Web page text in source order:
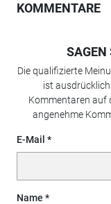
KOMMENTARE
SAGEN
Die qualifizierte
ist
Kommentaren auf
angenehme
E-Mail
Name